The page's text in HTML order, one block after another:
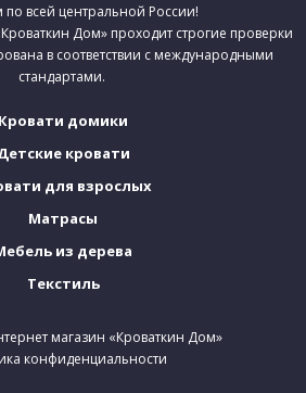
по всей центральной России!
Дом» проходит строгие проверки
в соответствии с международными
стандартами.
Кровати домики
кровати
для взрослых
Матрасы
из дерева
Текстиль
магазин «Кроваткин Дом»
конфиденциальности